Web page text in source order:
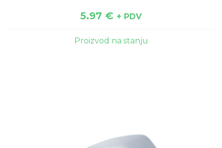
5.97 € + PDV
Proizvod na stanju